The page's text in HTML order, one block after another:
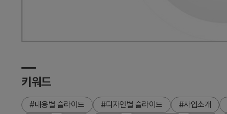
키워드
#내용별 슬라이드 #디자인별 슬라이드 #사업소개